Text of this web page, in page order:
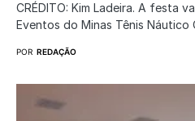
CRÉDITO: Kim Ladeira. A festa
Eventos do Minas Tênis Náutico
POR REDAÇÃO